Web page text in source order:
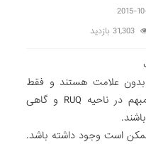
2015-
31,303 بازدید
بدون علامت هستند و فقط
تعداد کمی ممکن است یک درد مبهم در ناحیه RUQ و گاهی
تا ۷۵ درصد ممکن است وجود داشته باشد.